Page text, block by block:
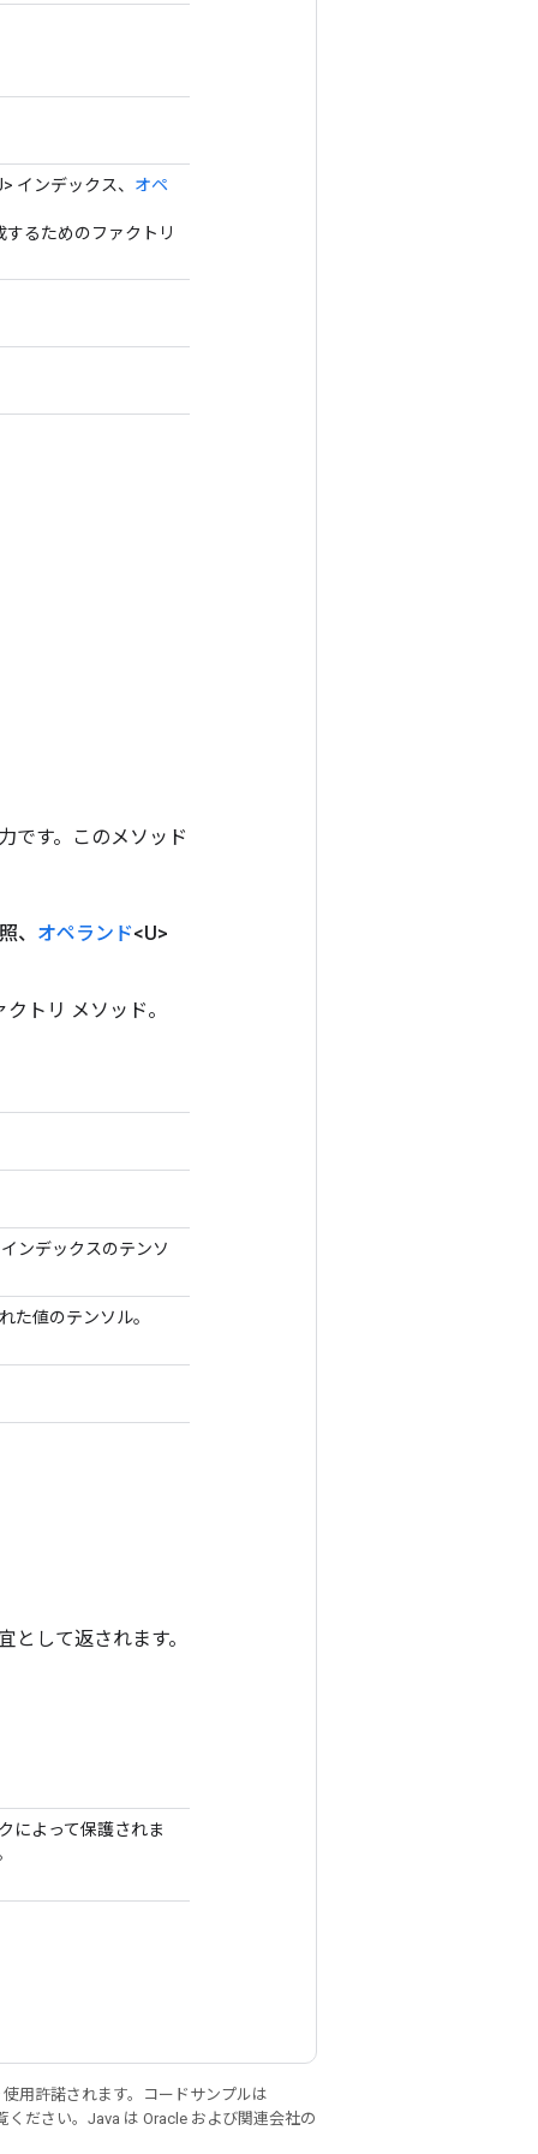
インデックス、 オペ
るためのファクトリ
です。このメソッド
、 オペランド<U>
トリ メソッド。
ンデックスのテンソ
た値のテンソル。
して返されます。
によって保護されま
用許諾されます。コードサンプルは
ください。Java は Oracle および関連会社の